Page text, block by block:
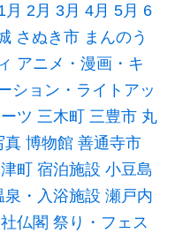
月 2月 3月 4月 5月 6
さぬき市 まんのう
アニメ・漫画・キ
ション・ライトアッ
ツ 三木町 三豊市 丸
真 博物館 善通寺市
町 宿泊施設 小豆島
泉・入浴施設 瀬戸内
仏閣 祭り・フェス